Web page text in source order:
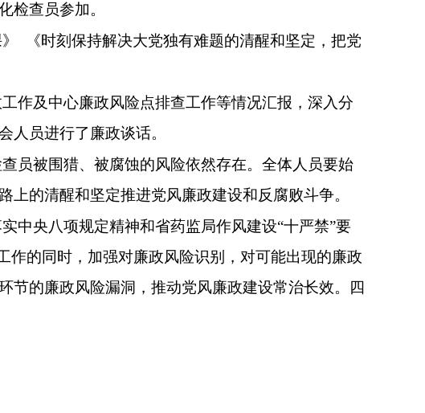
检查员参加。
《时刻保持解决大党独有难题的清醒和坚定，把党
作及中心廉政风险点排查工作等情况汇报，深入分
人员进行了廉政谈话。
员被围猎、被腐蚀的风险依然存在。全体人员要始
上的清醒和坚定推进党风廉政建设和反腐败斗争。
中央八项规定精神和省药监局作风建设“十严禁”要
作的同时，加强对廉政风险识别 ， 对可能出现的廉政
节的廉政风险漏洞， 推动党风廉政建设常治长效。四